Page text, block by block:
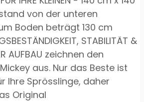
von der unteren
Boden beträgt 130 cm
STABILITÄT &
AUFBAU zeichnen den
aus. Nur das Beste ist
Ihre Sprösslinge, daher
Original